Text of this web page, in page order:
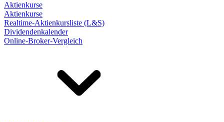
Aktienkurse
Aktienkurse
Realtime-Aktienkursliste (L&S)
Dividendenkalender
Online-Broker-Vergleich